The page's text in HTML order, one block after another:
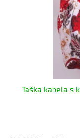
Taška kabela s